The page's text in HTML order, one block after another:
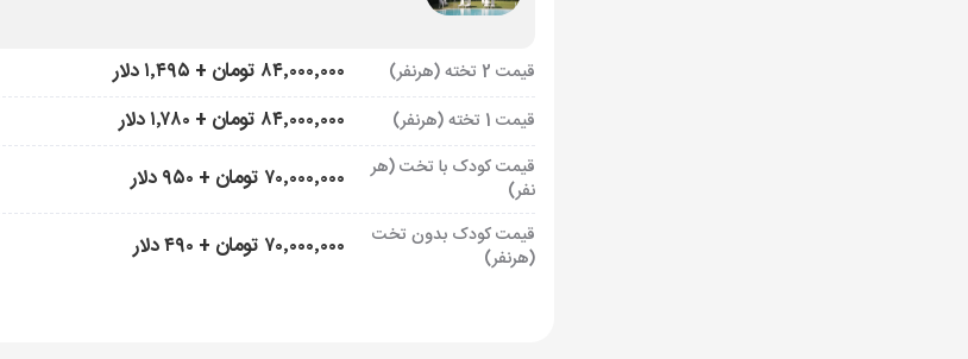
قیمت 2 تخته (هرنفر) ۸۴٬۰۰۰٬۰۰۰ تومان + ۱٬۴۹۵ دلار
قیمت 1 تخته (هرنفر) ۸۴٬۰۰۰٬۰۰۰ تومان + ۱٬۷۸۰ دلار
قیمت کودک با تخت (هر
نفر)
۷۰٬۰۰۰٬۰۰۰ تومان + ۹۵۰ دلار
قیمت کودک بدون تخت
(هرنفر)
۷۰٬۰۰۰٬۰۰۰ تومان + ۴۹۰ دلار